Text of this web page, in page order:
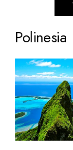
Polinesia